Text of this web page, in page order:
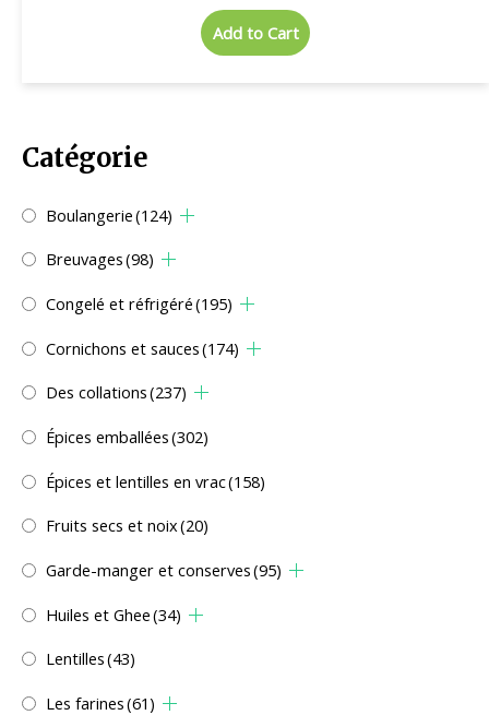
Catégorie
Boulangerie(124)
Breuvages(98)
Congelé et réfrigéré(195)
Cornichons et sauces(174)
Des collations(237)
Épices emballées(302)
Épices et lentilles en vrac(158)
Fruits secs et noix(20)
Garde-manger et conserves(95)
Huiles et Ghee(34)
Lentilles(43)
Les farines(61)
Add to Cart